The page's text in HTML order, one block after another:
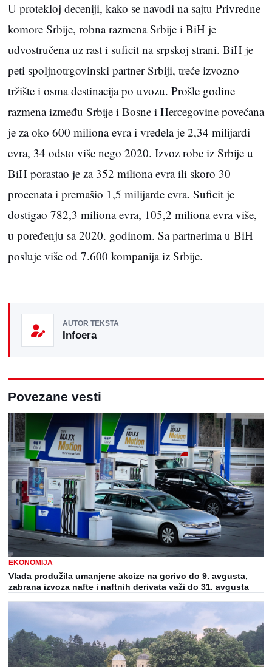
U protekloj deceniji, kako se navodi na sajtu Privredne
komore Srbije, robna razmena Srbije i BiH je
udvostručena uz rast i suficit na srpskoj strani. BiH je
peti spoljnotrgovinski partner Srbiji, treće izvozno
tržište i osma destinacija po uvozu. Prošle godine
razmena između Srbije i Bosne i Hercegovine povećana
je za oko 600 miliona evra i vredela je 2,34 milijardi
evra, 34 odsto više nego 2020. Izvoz robe iz Srbije u
BiH porastao je za 352 miliona evra ili skoro 30
procenata i premašio 1,5 milijarde evra. Suficit je
dostigao 782,3 miliona evra, 105,2 miliona evra više,
u poređenju sa 2020. godinom. Sa partnerima u BiH
posluje više od 7.600 kompanija iz Srbije.
AUTOR TEKSTA
Infoera
Povezane vesti
EKONOMIJA
Vlada produžila umanjene akcize na gorivo do 9. avgusta,
zabrana izvoza nafte i naftnih derivata važi do 31. avgusta